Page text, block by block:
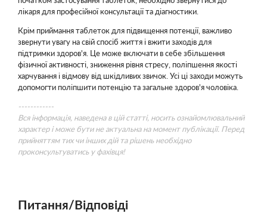
лікаря для професійної консультації та діагностики.
Крім приймання таблеток для підвищення потенції, важливо
звернути увагу на свій спосіб життя і вжити заходів для
підтримки здоров'я. Це може включати в себе збільшення
фізичної активності, зниження рівня стресу, поліпшення якості
харчування і відмову від шкідливих звичок. Усі ці заходи можуть
допомогти поліпшити потенцію та загальне здоров'я чоловіка.
------------
Вся інформація, наведена в цій статті, носить ознайомлювальний
характер і може бути не актуальна на момент публікації. Перед
прийняттям тих чи інших дій та рішень необхідно
проконсультуватись у фахівця!
Питання/Відповіді